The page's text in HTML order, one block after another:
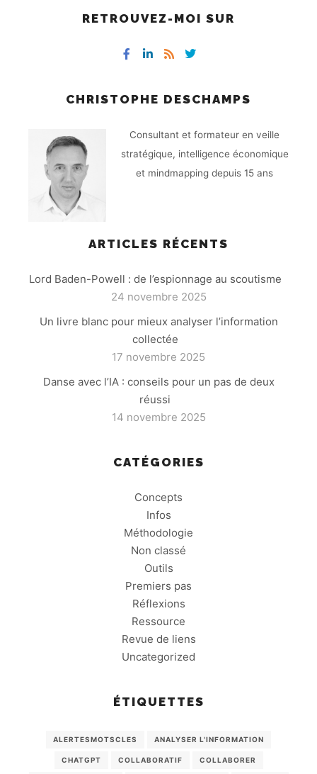
RETROUVEZ-MOI SUR
CHRISTOPHE DESCHAMPS
Consultant et formateur en veille
stratégique, intelligence économique
et mindmapping depuis 15 ans
ARTICLES RÉCENTS
Lord Baden-Powell : de l’espionnage au scoutisme
24 novembre 2025
Un livre blanc pour mieux analyser l’information
collectée
17 novembre 2025
Danse avec l’IA : conseils pour un pas de deux
réussi
14 novembre 2025
CATÉGORIES
Concepts
Infos
Méthodologie
Non classé
Outils
Premiers pas
Réflexions
Ressource
Revue de liens
Uncategorized
ÉTIQUETTES
ALERTESMOTSCLES ANALYSER L'INFORMATION
CHATGPT COLLABORATIF COLLABORER